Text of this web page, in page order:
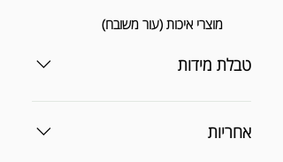
טבלת מידות
אחריות
מוצרי איכות (עור משובח)